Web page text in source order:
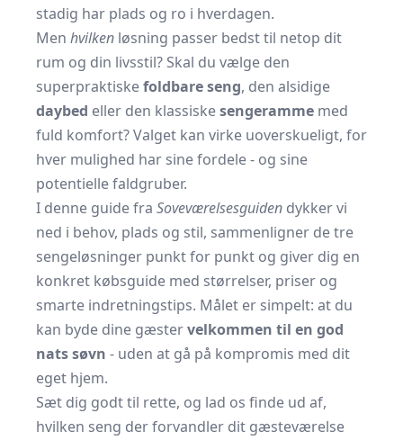
stadig har plads og ro i hverdagen.
Men hvilken løsning passer bedst til netop dit
rum og din livsstil? Skal du vælge den
superpraktiskefoldbare seng, den alsidige
daybed eller den klassiskesengeramme med
fuld komfort? Valget kan virke uoverskueligt, for
hver mulighed har sine fordele - og sine
potentielle faldgruber.
I denne guide fra Soveværelsesguiden dykker vi
ned i behov, plads og stil, sammenligner de tre
sengeløsninger punkt for punkt og giver dig en
konkret købsguide med størrelser, priser og
smarte indretningstips. Målet er simpelt: at du
kan byde dine gæstervelkommen til en god
nats søvn - uden at gå på kompromis med dit
eget hjem.
Sæt dig godt til rette, og lad os finde ud af,
hvilken seng der forvandler dit gæsteværelse